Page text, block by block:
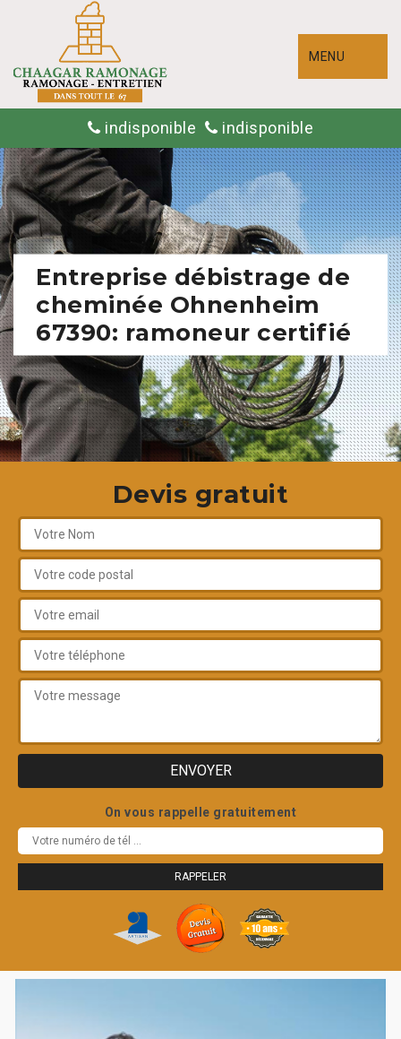
MENU
indisponible indisponible
Entreprise débistrage de
cheminée Ohnenheim
67390: ramoneur certifié
Devis gratuit
On vous rappelle gratuitement